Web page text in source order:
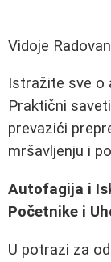
Vidoje
Istražite sve o
Praktični
prevazići
mršavljenju i
Autofagija i
Početnike i
U potrazi za